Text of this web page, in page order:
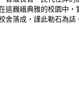
這巍峨典雅的校園中
舍落成，謹此勒石為誌